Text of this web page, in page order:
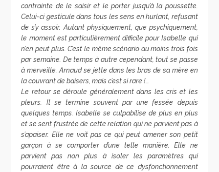
contrainte de le saisir et le porter jusqu’à la poussette.
Celui-ci gesticule dans tous les sens en hurlant, refusant
de s’y assoir. Autant physiquement, que psychiquement,
le moment est particulièrement difficile pour Isabelle qui
n’en peut plus. C’est le même scénario au moins trois fois
par semaine. De temps à autre cependant, tout se passe
à merveille. Arnaud se jette dans les bras de sa mère en
la couvrant de baisers, mais c’est si rare !…
Le retour se déroule généralement dans les cris et les
pleurs. Il se termine souvent par une fessée depuis
quelques temps. Isabelle se culpabilise de plus en plus
et se sent frustrée de cette relation qui ne parvient pas à
s’apaiser. Elle ne voit pas ce qui peut amener son petit
garçon à se comporter d’une telle manière. Elle ne
parvient pas non plus à isoler les paramètres qui
pourraient être à la source de ce dysfonctionnement